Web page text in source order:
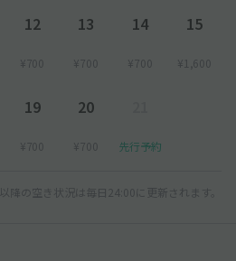
12
¥700
13
¥700
14
¥700
15
¥1,600
19
¥700
20
¥700 先行予約
以降の空き状況は毎日24:00に更新されます。